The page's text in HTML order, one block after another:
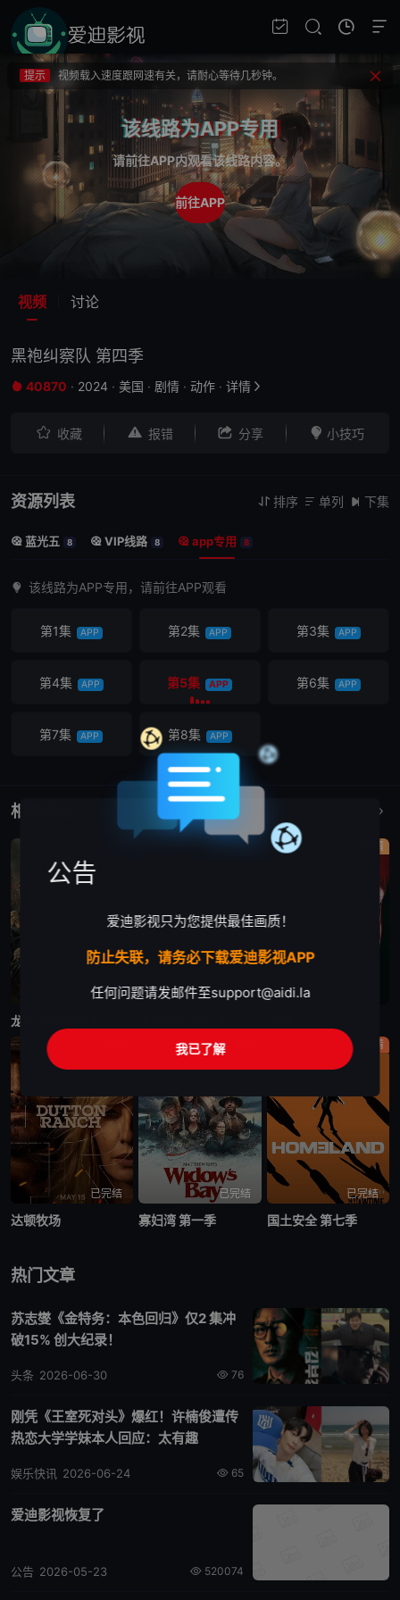
提示
提示
如果无法播放请重新刷新页面，或者切换线路。
提示
视频载入速度跟网速有关，请耐心等待几秒钟。
不要轻易相信视频中的广告，谨防上当受骗!
该线路为APP专用
请前往APP内观看该线路内容。
前往APP
视频 讨论
黑袍纠察队 第四季
 40870 · 2024 · 美国 · 剧情 · 动作 · 详情 
 收藏  报错  分享  小技巧
资源列表  排序  单列  下集
 蓝光五 8  VIP线路 8  app专用 8
该线路为APP专用，请前往APP观看
第1集 APP 第2集 APP 第3集 APP
第4集 APP 第5集 APP 第6集 APP
第7集 APP 第8集 APP
相关作品
更新至第7集
龙之家族 第三季
剧情
更新至第4集
剧情
已完结
达顿牧场
已完结
寡妇湾 第一季
剧情
已完结
国土安全 第七季
热门文章
苏志燮《金特务：本色回归》仅2 集冲
破15% 创大纪录！
76
头条 2026-06-30
刚凭《王室死对头》爆红！许楠俊遭传
热恋大学学妹本人回应：太有趣
65
娱乐快讯 2026-06-24
爱迪影视恢复了
520074
公告 2026-05-23
公告
爱迪影视只为您提供最佳画质！
防止失联，请务必下载爱迪影视APP
任何问题请发邮件至support@aidi.la
我已了解